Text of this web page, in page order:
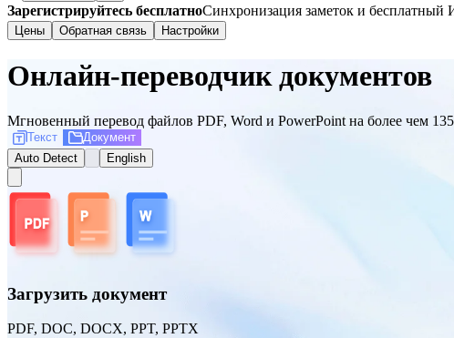
Зарегистрируйтесь бесплатноСинхронизация заметок и бесплатный
Цены
Обратная связь Настройки
Онлайн-переводчик документов
Мгновенный перевод файлов PDF, Word и PowerPoint на более чем 135
Текст
Документ
Auto Detect
English
Загрузить документ
PDF, DOC, DOCX, PPT, PPTX